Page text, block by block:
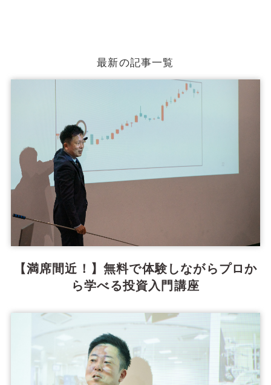
最新の記事一覧
【満席間近！】無料で体験しながらプロか
ら学べる投資入門講座